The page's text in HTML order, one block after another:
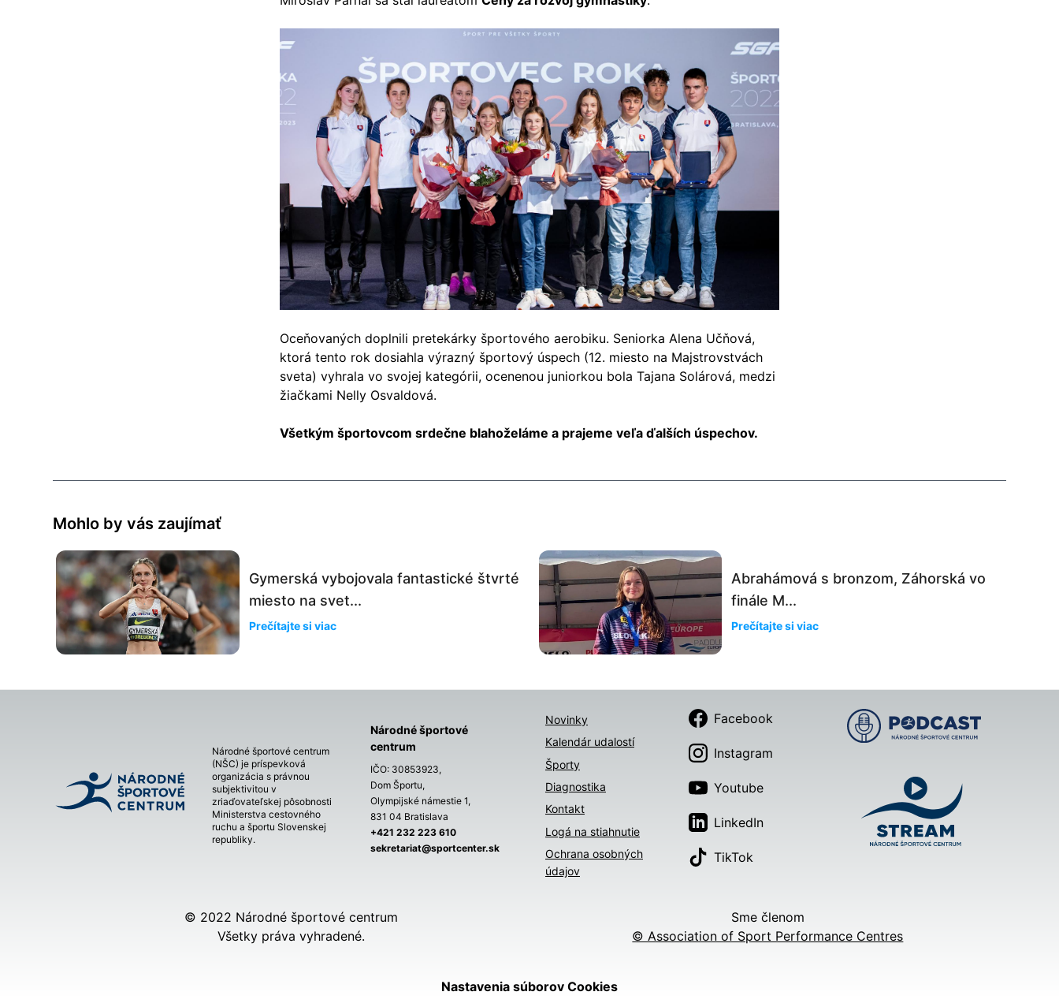
Oceňovaných doplnili pretekárky športového aerobiku. Seniorka Alena Učňová,
ktorá tento rok dosiahla výrazný športový úspech (12. miesto na Majstrovstvách
sveta) vyhrala vo svojej kategórii, ocenenou juniorkou bola Tajana Solárová, medzi
žiačkami Nelly Osvaldová.
Všetkým športovcom srdečne blahoželáme a prajeme veľa ďalších úspechov.
Mohlo by vás zaujímať
Gymerská vybojovala fantastické štvrté
miesto na svet...
Prečítajte si viac
Abrahámová s bronzom, Záhorská vo
finále M...
Prečítajte si viac
Národné športové centrum
(NŠC) je príspevková
organizácia s právnou
subjektivitou v
zriaďovateľskej pôsobnosti
Ministerstva cestovného
ruchu a športu Slovenskej
republiky.
Národné športové
centrum
IČO: 30853923,
Dom Športu,
Olympijské námestie 1,
831 04 Bratislava
+421 232 223 610
sekretariat@sportcenter.sk
Novinky
Kalendár udalostí
Športy
Diagnostika
Kontakt
Logá na stiahnutie
Ochrana osobných
údajov
Facebook
Instagram
Youtube
LinkedIn
TikTok
© 2022 Národné športové centrum
Všetky práva vyhradené.
Sme členom
© Association of Sport Performance Centres
Nastavenia súborov Cookies